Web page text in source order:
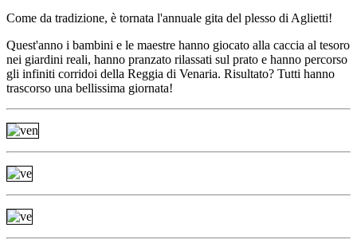
Come da tradizione, è tornata l'annuale gita del plesso di Aglietti!
Quest'anno i bambini e le maestre hanno giocato alla caccia al tesoro
nei giardini reali, hanno pranzato rilassati sul prato e hanno percorso
gli infiniti corridoi della Reggia di Venaria. Risultato? Tutti hanno
trascorso una bellissima giornata!